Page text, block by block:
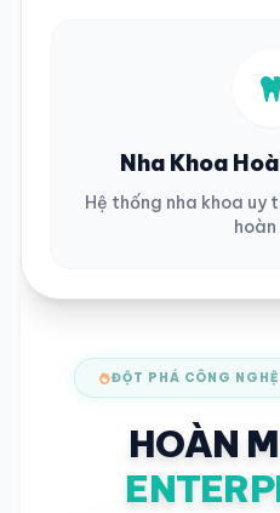
Nha Khoa
Hệ thống nha khoa uy
hoàn
ĐỘT PHÁ CÔNG
HOÀN